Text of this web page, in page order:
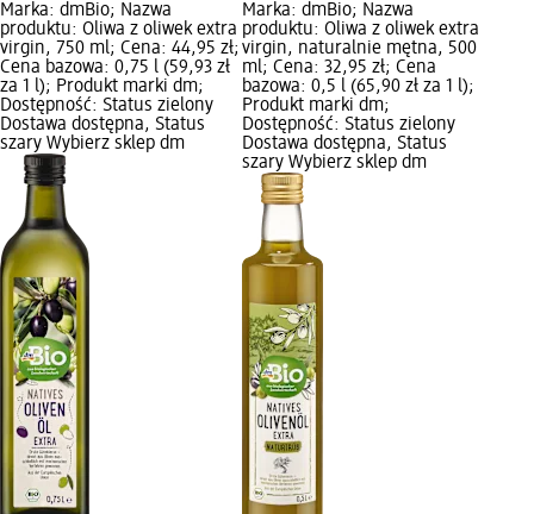
Marka: dmBio; Nazwa
produktu: Oliwa z oliwek extra
virgin, 750 ml; Cena: 44,95 zł;
Cena bazowa: 0,75 l (59,93 zł
za 1 l); Produkt marki dm;
Dostępność: Status zielony
Dostawa dostępna, Status
szary Wybierz sklep dm
Marka: dmBio; Nazwa
produktu: Oliwa z oliwek extra
virgin, naturalnie mętna, 500
ml; Cena: 32,95 zł; Cena
bazowa: 0,5 l (65,90 zł za 1 l);
Produkt marki dm;
Dostępność: Status zielony
Dostawa dostępna, Status
szary Wybierz sklep dm